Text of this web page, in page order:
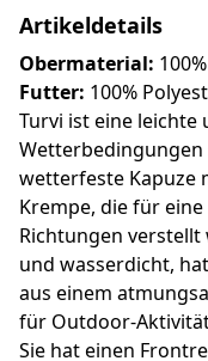
Artikeldetails
Obermaterial:
Futter: 100%
Turvi ist eine leichte
wetterfeste Kapuze
Krempe, die für
Richtungen verstellt
und wasserdicht,
aus einem
für Outdoor-
Sie hat einen